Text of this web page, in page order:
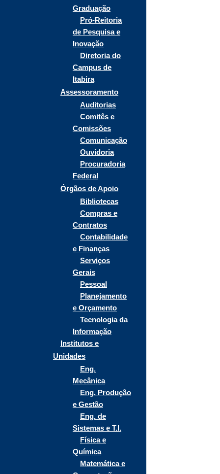
Graduação
Pró-Reitoria
de Pesquisa e
Inovação
Diretoria do
Campus de
Itabira
Assessoramento
Auditorias
Comitês e
Comissões
Comunicação
Ouvidoria
Procuradoria
Federal
Órgãos de Apoio
Bibliotecas
Compras e
Contratos
Contabilidade
e Finanças
Serviços
Gerais
Pessoal
Planejamento
e Orçamento
Tecnologia da
Informação
Institutos e
Unidades
Eng.
Mecânica
Eng. Produção
e Gestão
Eng. de
Sistemas e T.I.
Física e
Química
Matemática e